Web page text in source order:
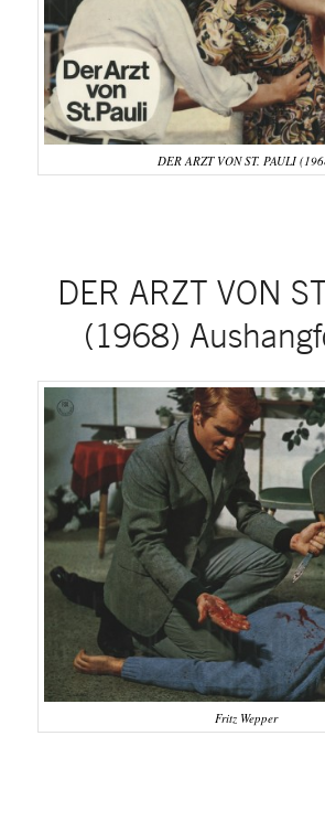
DER ARZT VON ST. PAULI
DER ARZT VON
(1968)
Fritz Wepper